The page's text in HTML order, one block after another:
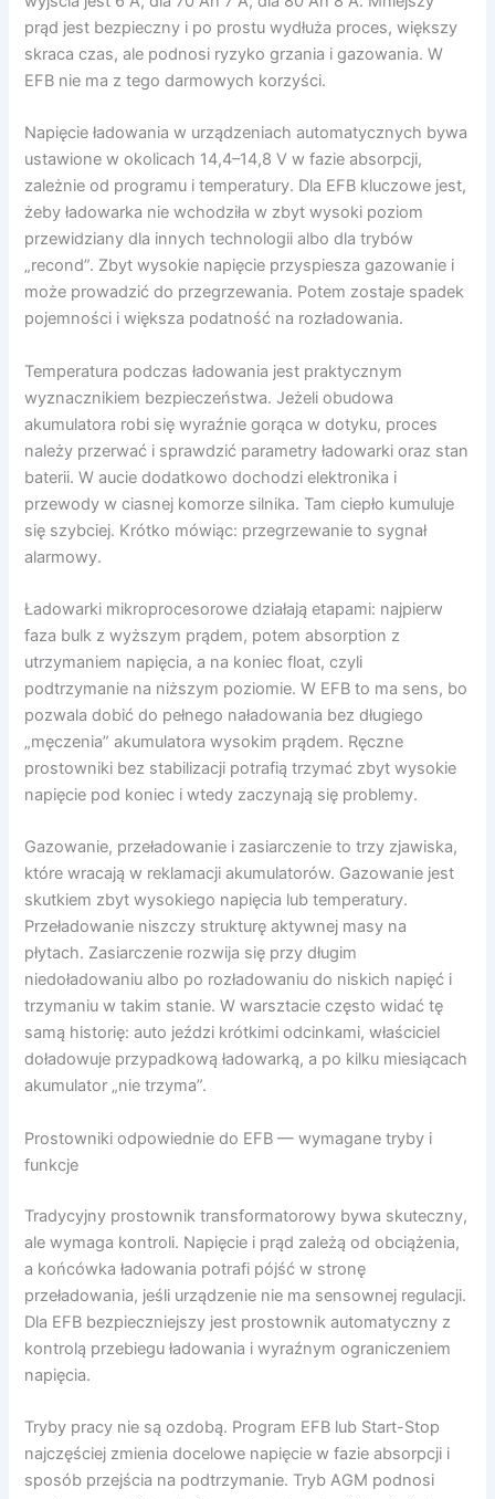
prąd jest bezpieczny i po prostu wydłuża proces, większy
skraca czas, ale podnosi ryzyko grzania i gazowania. W
EFB nie ma z tego darmowych korzyści.
Napięcie ładowania w urządzeniach automatycznych bywa
ustawione w okolicach 14,4–14,8 V w fazie absorpcji,
zależnie od programu i temperatury. Dla EFB kluczowe jest,
żeby ładowarka nie wchodziła w zbyt wysoki poziom
przewidziany dla innych technologii albo dla trybów
„recond”. Zbyt wysokie napięcie przyspiesza gazowanie i
może prowadzić do przegrzewania. Potem zostaje spadek
pojemności i większa podatność na rozładowania.
Temperatura podczas ładowania jest praktycznym
wyznacznikiem bezpieczeństwa. Jeżeli obudowa
akumulatora robi się wyraźnie gorąca w dotyku, proces
należy przerwać i sprawdzić parametry ładowarki oraz stan
baterii. W aucie dodatkowo dochodzi elektronika i
przewody w ciasnej komorze silnika. Tam ciepło kumuluje
się szybciej. Krótko mówiąc: przegrzewanie to sygnał
alarmowy.
Ładowarki mikroprocesorowe działają etapami: najpierw
faza bulk z wyższym prądem, potem absorption z
utrzymaniem napięcia, a na koniec float, czyli
podtrzymanie na niższym poziomie. W EFB to ma sens, bo
pozwala dobić do pełnego naładowania bez długiego
„męczenia” akumulatora wysokim prądem. Ręczne
prostowniki bez stabilizacji potrafią trzymać zbyt wysokie
napięcie pod koniec i wtedy zaczynają się problemy.
Gazowanie, przeładowanie i zasiarczenie to trzy zjawiska,
które wracają w reklamacji akumulatorów. Gazowanie jest
skutkiem zbyt wysokiego napięcia lub temperatury.
Przeładowanie niszczy strukturę aktywnej masy na
płytach. Zasiarczenie rozwija się przy długim
niedoładowaniu albo po rozładowaniu do niskich napięć i
trzymaniu w takim stanie. W warsztacie często widać tę
samą historię: auto jeździ krótkimi odcinkami, właściciel
doładowuje przypadkową ładowarką, a po kilku miesiącach
akumulator „nie trzyma”.
Prostowniki odpowiednie do EFB — wymagane tryby i
funkcje
Tradycyjny prostownik transformatorowy bywa skuteczny,
ale wymaga kontroli. Napięcie i prąd zależą od obciążenia,
a końcówka ładowania potrafi pójść w stronę
przeładowania, jeśli urządzenie nie ma sensownej regulacji.
Dla EFB bezpieczniejszy jest prostownik automatyczny z
kontrolą przebiegu ładowania i wyraźnym ograniczeniem
napięcia.
Tryby pracy nie są ozdobą. Program EFB lub Start-Stop
najczęściej zmienia docelowe napięcie w fazie absorpcji i
sposób przejścia na podtrzymanie. Tryb AGM podnosi